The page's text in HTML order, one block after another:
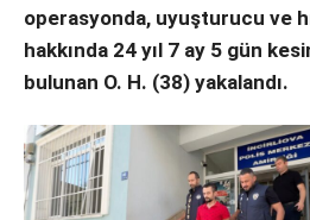
operasyonda, uyuşturucu ve
hakkında 24 yıl 7 ay 5 gün
bulunan O. H. (38) yakalandı.